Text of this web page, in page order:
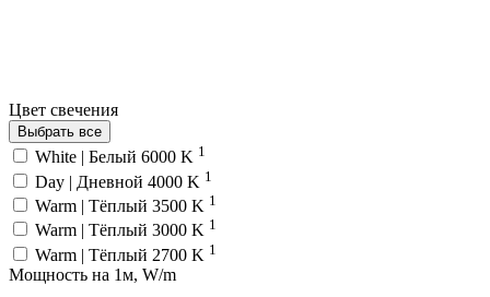
Цвет свечения
Выбрать все
White | Белый 6000 K 1
Day | Дневной 4000 K 1
Warm | Тёплый 3500 K 1
Warm | Тёплый 3000 K 1
Warm | Тёплый 2700 K 1
Мощность на 1м, W/m